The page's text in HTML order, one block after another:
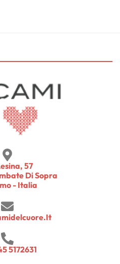
57
Di Sopra
- Italia
5172631